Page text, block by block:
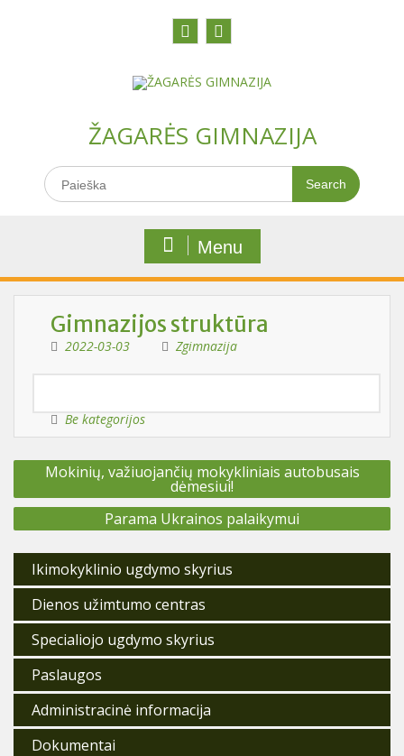
ŽAGARĖS GIMNAZIJA
Search
for:
Menu
Gimnazijos struktūra
2022-03-03 Zgimnazija
Be kategorijos
Navigacija
Mokinių, važiuojančių mokykliniais autobusais
dėmesiui!
Parama Ukrainos palaikymui
Ikimokyklinio ugdymo skyrius
Dienos užimtumo centras
Specialiojo ugdymo skyrius
Paslaugos
Administracinė informacija
Dokumentai